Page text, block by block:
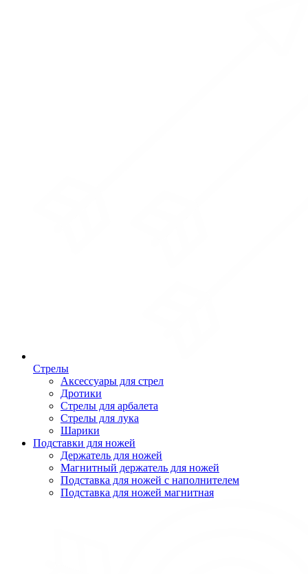
Стрелы
Аксессуары для стрел
Дротики
Стрелы для арбалета
Стрелы для лука
Шарики
Подставки для ножей
Держатель для ножей
Магнитный держатель для ножей
Подставка для ножей с наполнителем
Подставка для ножей магнитная